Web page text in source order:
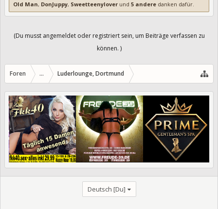
Old Man, DonJuppy, Sweetteenylover und 5 andere danken dafür.
(Du musst angemeldet oder registriert sein, um Beiträge verfassen zu
können. )
Foren ... Luderlounge, Dortmund
Deutsch [Du]